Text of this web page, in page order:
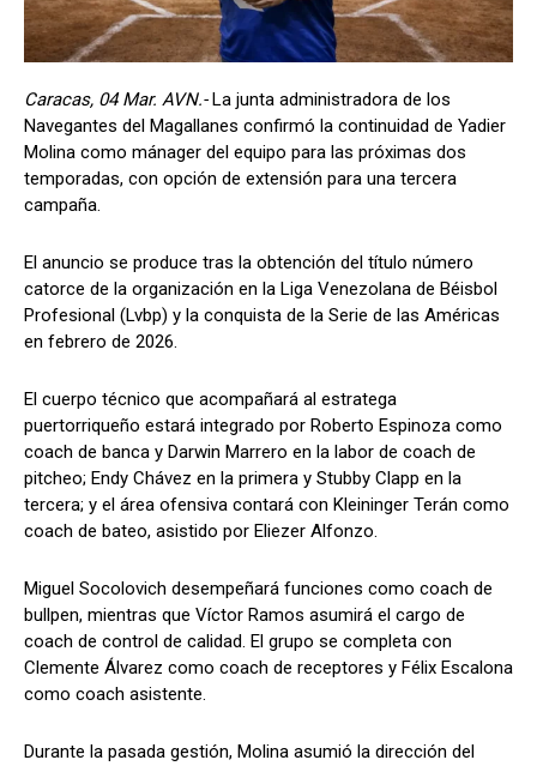
Caracas, 04 Mar. AVN.-La junta administradora de los
Navegantes del Magallanes confirmó la continuidad de Yadier
Molina como mánager del equipo para las próximas dos
temporadas, con opción de extensión para una tercera
campaña.
El anuncio se produce tras la obtención del título número
catorce de la organización en la Liga Venezolana de Béisbol
Profesional (Lvbp) y la conquista de la Serie de las Américas
en febrero de 2026.
El cuerpo técnico que acompañará al estratega
puertorriqueño estará integrado por Roberto Espinoza como
coach de banca y Darwin Marrero en la labor de coach de
pitcheo; Endy Chávez en la primera y Stubby Clapp en la
tercera; y el área ofensiva contará con Kleininger Terán como
coach de bateo, asistido por Eliezer Alfonzo.
Miguel Socolovich desempeñará funciones como coach de
bullpen, mientras que Víctor Ramos asumirá el cargo de
coach de control de calidad. El grupo se completa con
Clemente Álvarez como coach de receptores y Félix Escalona
como coach asistente.
Durante la pasada gestión, Molina asumió la dirección del